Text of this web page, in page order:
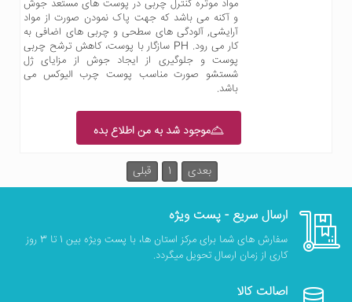
مواد موثره کنترل چربی در پوست های مستعد جوش
و آکنه می باشد که جهت پاک نمودن صورت از مواد
آرایشی, آلودگی های سطحی و چربی های اضافی به
کار می رود. PH سازگار با پوست، کاهش ترشح چربی
پوست و جلوگیری از ایجاد جوش از مزایای ژل
شستشو صورت مناسب پوست چرب الیوکس می
باشد.
موجود شد به من اطلاع بده
قبلی 1 بعدی
ارسال سریع - پست ویژه
سفارش های شما برای مرکز استان ها، با پست ویژه بین 1 تا 3 روز
کاری از زمان ارسال تحویل میگردد.
اصالت کالا